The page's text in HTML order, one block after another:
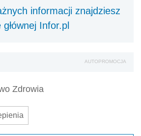
informacji znajdziesz
Infor.pl
AUTOPROMOCJA
Zdrowia